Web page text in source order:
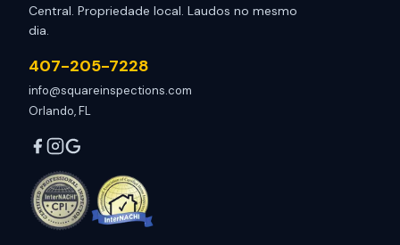
Central. Propriedade local. Laudos no mesmo
dia.
407-205-7228
info@squareinspections.com
Orlando, FL